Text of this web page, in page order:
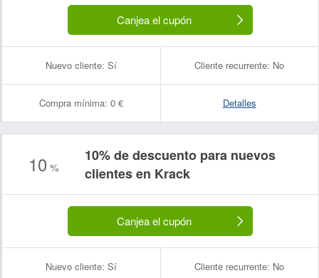
Canjea el cupón
Nuevo cliente: Sí Cliente recurrente: No
Compra mínima: 0 € Detalles
10 %
10% de descuento para nuevos
clientes en Krack
Canjea el cupón
Nuevo cliente: Sí Cliente recurrente: No